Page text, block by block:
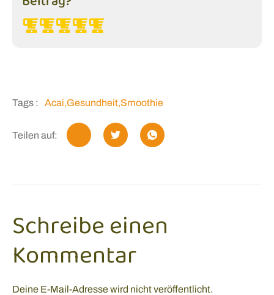
Tags : Acai,Gesundheit,Smoothie
Teilen auf:
Schreibe einen
Kommentar
Deine E-Mail-Adresse wird nicht veröffentlicht.